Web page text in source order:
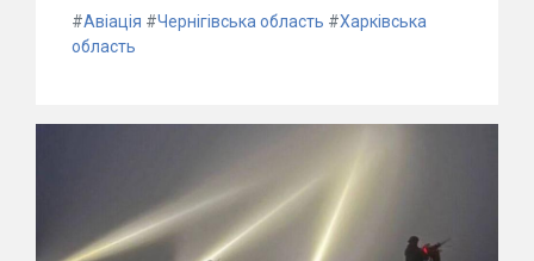
#Авіація #Чернігівська область #Харківська
область